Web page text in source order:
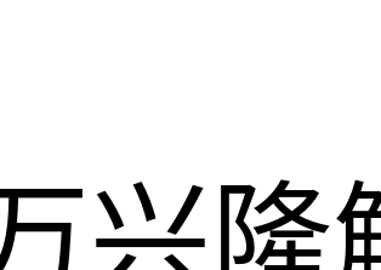
兴隆